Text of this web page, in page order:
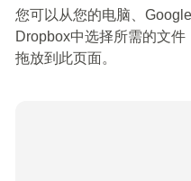
您可以从您的电脑、Google
Dropbox中选择所需的文件
拖放到此页面。